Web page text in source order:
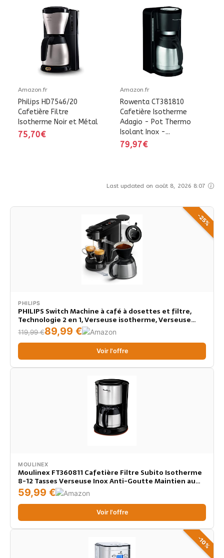
Amazon.fr
Philips HD7546/20
Cafetière Filtre
Isotherme Noir et Métal
75,70€
Amazon.fr
Rowenta CT381810
Cafetière Isotherme
Adagio - Pot Thermo
Isolant Inox -...
79,97€
Last updated on août 8, 2026 8:07
-25%
PHILIPS
PHILIPS Switch Machine à café à dosettes et filtre,
Technologie 2 en 1, Verseuse isotherme, Verseuse
pour 7 tasses, Réservoir d'eau de 1 l, Noir intense
(HD6592/65)
119,99 €89,99 €
Voir l'offre
MOULINEX
Moulinex FT360811 Cafetière Filtre Subito Isotherme
8-12 Tasses Verseuse Inox Anti-Goutte Maintien au
Chaud 4 Heures 0.9l Café Noir
59,99 €
Voir l'offre
-10%